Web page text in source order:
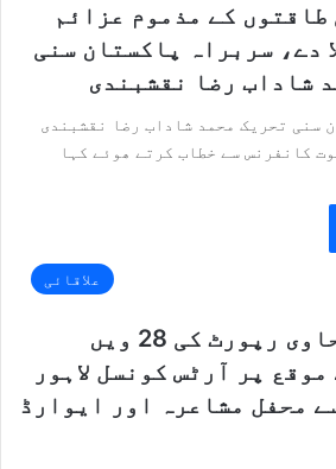
طاقتوں کے مذموم عزائم
دے، سربراہ پاکستان سنی
شاداب رضا نقشبندی
سنی تحریک محمد شاداب رضا نقشبندی
کانفرنس سے خطاب کرتے ھوئے کہا
علاقائی
روز نامہ حاوی رپورٹ کی 28 ویں
پر آرٹس کونسل لاہور
محفل مشاعرہ اور ایوارڈ